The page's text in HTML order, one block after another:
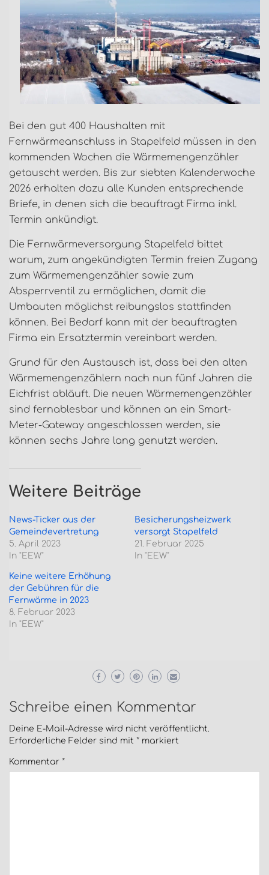
Bei den gut 400 Haushalten mit
Fernwärmeanschluss in Stapelfeld müssen in den
kommenden Wochen die Wärmemengenzähler
getauscht werden. Bis zur siebten Kalenderwoche
2026 erhalten dazu alle Kunden entsprechende
Briefe, in denen sich die beauftragt Firma inkl.
Termin ankündigt.
Die Fernwärmeversorgung Stapelfeld bittet
warum, zum angekündigten Termin freien Zugang
zum Wärmemengenzähler sowie zum
Absperrventil zu ermöglichen, damit die
Umbauten möglichst reibungslos stattfinden
können. Bei Bedarf kann mit der beauftragten
Firma ein Ersatztermin vereinbart werden.
Grund für den Austausch ist, dass bei den alten
Wärmemengenzählern nach nun fünf Jahren die
Eichfrist abläuft. Die neuen Wärmemengenzähler
sind fernablesbar und können an ein Smart-
Meter-Gateway angeschlossen werden, sie
können sechs Jahre lang genutzt werden.
Weitere Beiträge
News-Ticker aus der
Gemeindevertretung
5. April 2023
In "EEW"
Besicherungsheizwerk
versorgt Stapelfeld
21. Februar 2025
In "EEW"
Keine weitere Erhöhung
der Gebühren für die
Fernwärme in 2023
8. Februar 2023
In "EEW"
Schreibe einen Kommentar
Deine E-Mail-Adresse wird nicht veröffentlicht.
Erforderliche Felder sind mit * markiert
Kommentar *